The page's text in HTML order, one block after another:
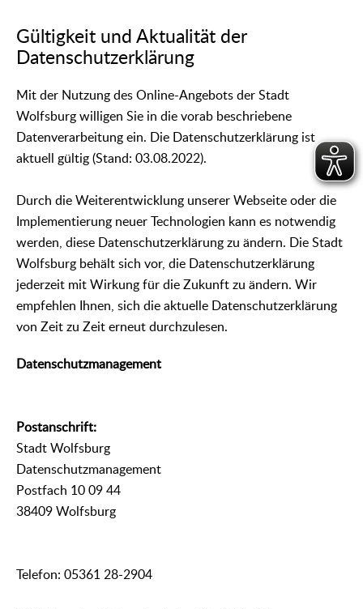
Gültigkeit und Aktualität der
Datenschutzerklärung
Mit der Nutzung des Online-Angebots der Stadt
Wolfsburg willigen Sie in die vorab beschriebene
Datenverarbeitung ein. Die Datenschutzerklärung ist
aktuell gültig (Stand: 03.08.2022).
Durch die Weiterentwicklung unserer Webseite oder die
Implementierung neuer Technologien kann es notwendig
werden, diese Datenschutzerklärung zu ändern. Die Stadt
Wolfsburg behält sich vor, die Datenschutzerklärung
jederzeit mit Wirkung für die Zukunft zu ändern. Wir
empfehlen Ihnen, sich die aktuelle Datenschutzerklärung
von Zeit zu Zeit erneut durchzulesen.
Datenschutzmanagement
Postanschrift:
Stadt Wolfsburg
Datenschutzmanagement
Postfach 10 09 44
38409 Wolfsburg
Telefon: 05361 28-2904